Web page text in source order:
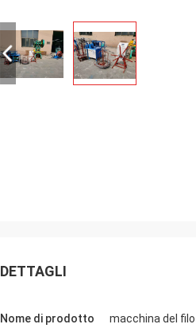
DETTAGLI
Nome di prodotto macchina del